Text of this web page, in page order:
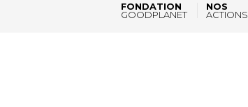
FONDATION
GOODPLANET
NOS
ACTIONS